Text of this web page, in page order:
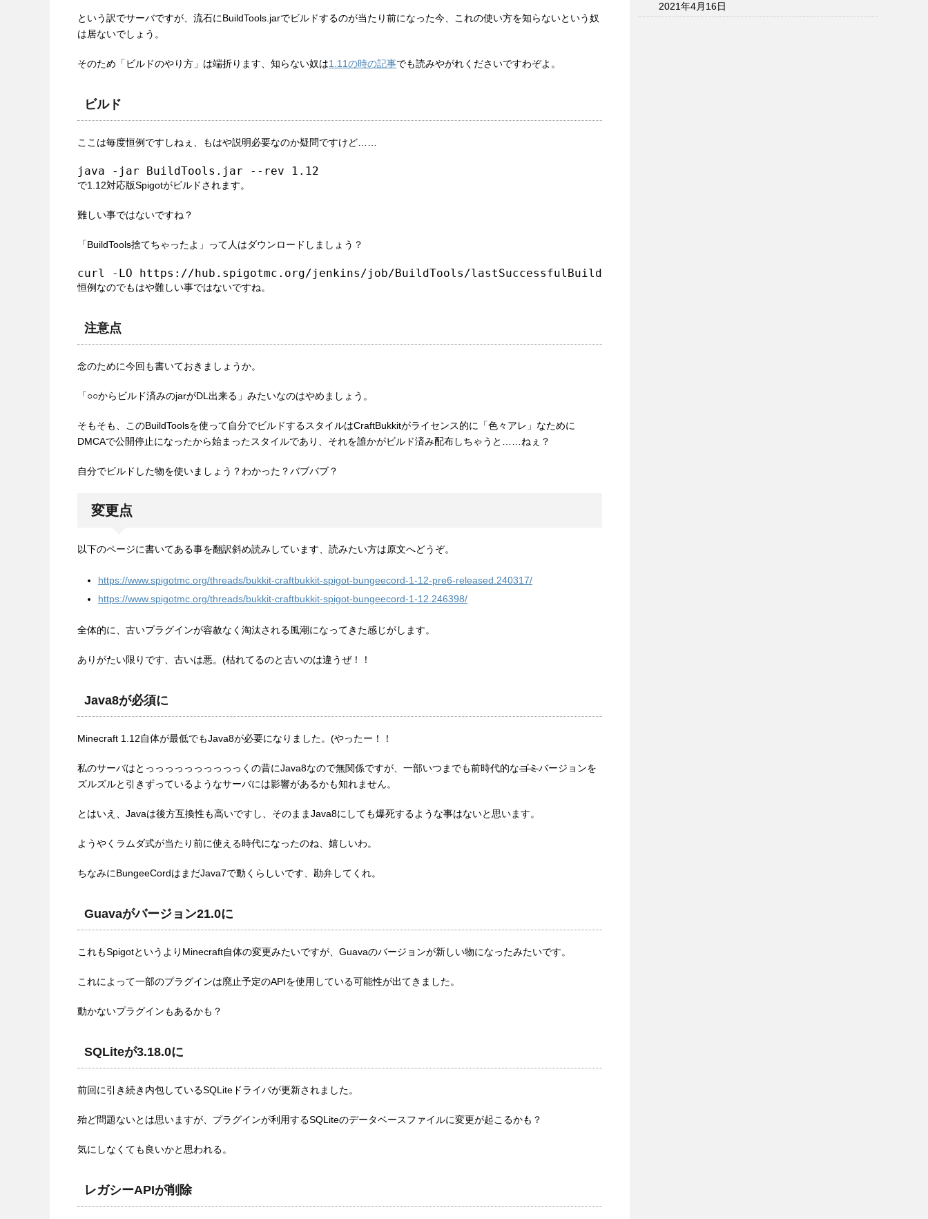
という訳でサーバですが、流石にBuildTools.jarでビルドするのが当たり前になった今、これの使い方を知らないという奴
は居ないでしょう。
そのため「ビルドのやり方」は端折ります、知らない奴は1.11の時の記事でも読みやがれくださいですわぞよ。
ビルド
ここは毎度恒例ですしねぇ、もはや説明必要なのか疑問ですけど……
java -jar BuildTools.jar --rev 1.12
で1.12対応版Spigotがビルドされます。
難しい事ではないですね？
「BuildTools捨てちゃったよ」って人はダウンロードしましょう？
curl -LO https://hub.spigotmc.org/jenkins/job/BuildTools/lastSuccessfulBuild/artifact/target/BuildTools.jar
恒例なのでもはや難しい事ではないですね。
注意点
念のために今回も書いておきましょうか。
「○○からビルド済みのjarがDL出来る」みたいなのはやめましょう。
そもそも、このBuildToolsを使って自分でビルドするスタイルはCraftBukkitがライセンス的に「色々アレ」なために
DMCAで公開停止になったから始まったスタイルであり、それを誰かがビルド済み配布しちゃうと……ねぇ？
自分でビルドした物を使いましょう？わかった？バブバブ？
変更点
以下のページに書いてある事を翻訳斜め読みしています、読みたい方は原文へどうぞ。
https://www.spigotmc.org/threads/bukkit-craftbukkit-spigot-bungeecord-1-12-pre6-released.240317/
https://www.spigotmc.org/threads/bukkit-craftbukkit-spigot-bungeecord-1-12.246398/
全体的に、古いプラグインが容赦なく淘汰される風潮になってきた感じがします。
ありがたい限りです、古いは悪。(枯れてるのと古いのは違うぜ！！
Java8が必須に
Minecraft 1.12自体が最低でもJava8が必要になりました。(やったー！！
私のサーバはとっっっっっっっっっっくの昔にJava8なので無関係ですが、一部いつまでも前時代的なゴミバージョンを
ズルズルと引きずっているようなサーバには影響があるかも知れません。
とはいえ、Javaは後方互換性も高いですし、そのままJava8にしても爆死するような事はないと思います。
ようやくラムダ式が当たり前に使える時代になったのね、嬉しいわ。
ちなみにBungeeCordはまだJava7で動くらしいです、勘弁してくれ。
Guavaがバージョン21.0に
これもSpigotというよりMinecraft自体の変更みたいですが、Guavaのバージョンが新しい物になったみたいです。
これによって一部のプラグインは廃止予定のAPIを使用している可能性が出てきました。
動かないプラグインもあるかも？
SQLiteが3.18.0に
前回に引き続き内包しているSQLiteドライバが更新されました。
殆ど問題ないとは思いますが、プラグインが利用するSQLiteのデータベースファイルに変更が起こるかも？
気にしなくても良いかと思われる。
レガシーAPIが削除
2021年4月16日